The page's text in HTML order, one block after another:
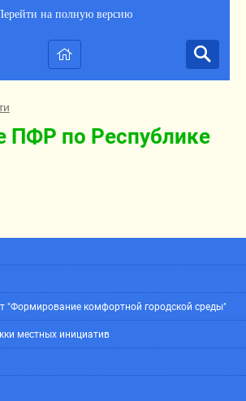
на полную версию
ПФР по Республике
"Формирование комфортной городской среды"
местных инициатив